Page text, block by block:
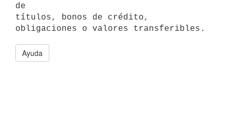
de
títulos, bonos de crédito,
Ayuda